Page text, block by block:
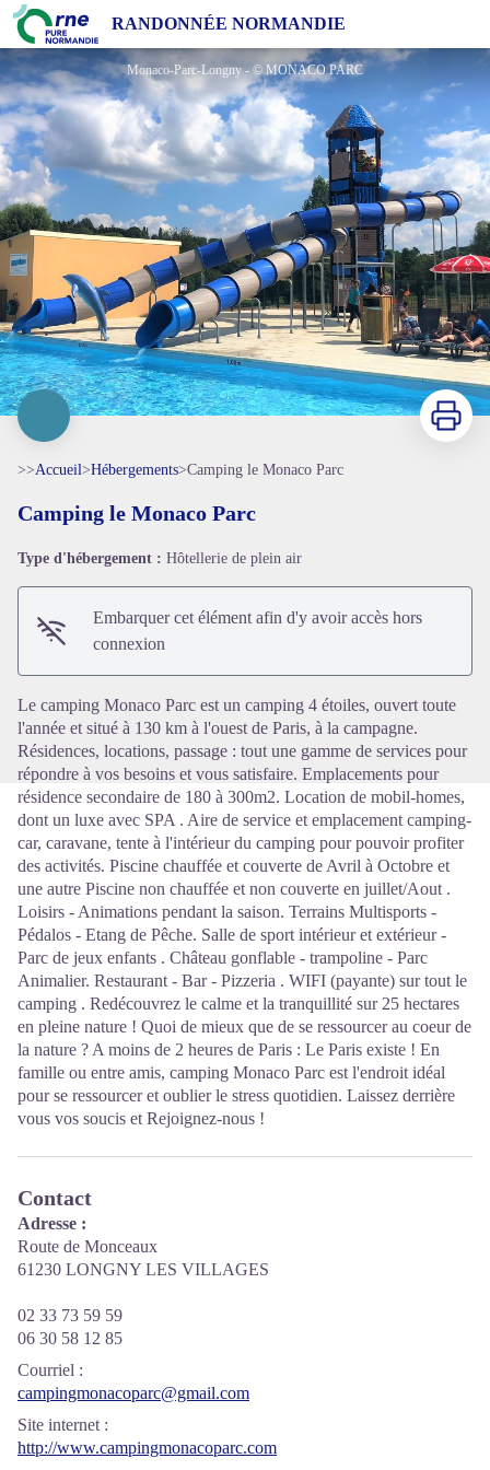
RANDONNÉE NORMANDIE
Camping le Monaco Parc
Monaco-Parc-Longny - © MONACO PARC
Voir l'image en plein écran
Imprimer
>>Accueil>Hébergements>Camping le Monaco Parc
Camping le Monaco Parc
Type d'hébergement : Hôtellerie de plein air
Embarquer cet élément afin d'y avoir accès hors
connexion
Le camping Monaco Parc est un camping 4 étoiles, ouvert toute
l'année et situé à 130 km à l'ouest de Paris, à la campagne.
Résidences, locations, passage : tout une gamme de services pour
répondre à vos besoins et vous satisfaire. Emplacements pour
résidence secondaire de 180 à 300m2. Location de mobil-homes,
dont un luxe avec SPA . Aire de service et emplacement camping-
car, caravane, tente à l'intérieur du camping pour pouvoir profiter
des activités. Piscine chauffée et couverte de Avril à Octobre et
une autre Piscine non chauffée et non couverte en juillet/Aout .
Loisirs - Animations pendant la saison. Terrains Multisports -
Pédalos - Etang de Pêche. Salle de sport intérieur et extérieur -
Parc de jeux enfants . Château gonflable - trampoline - Parc
Animalier. Restaurant - Bar - Pizzeria . WIFI (payante) sur tout le
camping . Redécouvrez le calme et la tranquillité sur 25 hectares
en pleine nature ! Quoi de mieux que de se ressourcer au coeur de
la nature ? A moins de 2 heures de Paris : Le Paris existe ! En
famille ou entre amis, camping Monaco Parc est l'endroit idéal
pour se ressourcer et oublier le stress quotidien. Laissez derrière
vous vos soucis et Rejoignez-nous !
Contact
Adresse :
Route de Monceaux
61230 LONGNY LES VILLAGES
02 33 73 59 59
06 30 58 12 85
Courriel :
campingmonacoparc@gmail.com
Site internet :
http://www.campingmonacoparc.com